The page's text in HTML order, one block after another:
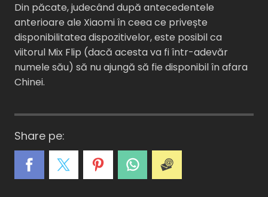
Din păcate, judecând după antecedentele
anterioare ale Xiaomi în ceea ce privește
disponibilitatea dispozitivelor, este posibil ca
viitorul Mix Flip (dacă acesta va fi într-adevăr
numele său) să nu ajungă să fie disponibil în afara
Chinei.
Share pe:
A C E I F